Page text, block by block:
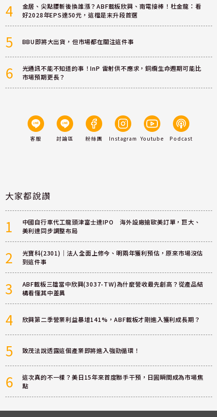
4
金居、尖點腰斬後換誰漲？ABF載板欣興、南電接棒！杜金龍：看
好2028年EPS達50元，這檔是末升段首選
5 BBU即將大出貨，但市場都在關注這件事
6
光通訊不能不知道的事！InP 雷射供不應求，銅纜生命週期可能比
市場預期更長？
客服 討論區 粉絲團 Instagram Youtube Podcast
大家都說讚
1
中國自行車代工龍頭津富士達IPO 海外設廠搶歐美訂單，巨大、
美利達同步調整布局
2
光寶科(2301)｜法人全面上修今、明兩年獲利預估，原來市場沒估
到這件事
3
ABF載板三雄當中欣興(3037-TW)為什麼營收最先創高？從產品結
構看懂其中差異
4 欣興第二季營業利益暴增141%，ABF載板才剛進入獲利成長期？
5 致茂法說透露這個產業即將進入強勁循環！
6
這次真的不一樣？美日15年來首度聯手干預，日圓瞬間成為市場焦
點